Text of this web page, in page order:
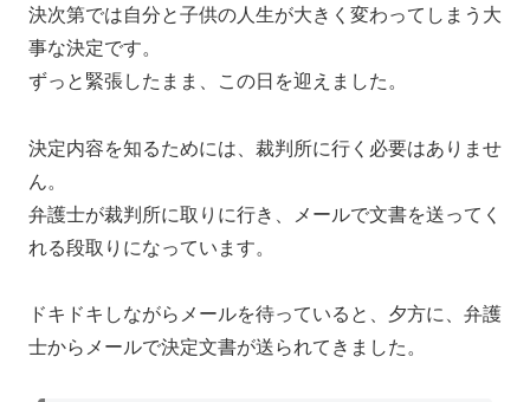
決次第では自分と子供の人生が大きく変わってしまう大
事な決定です。
ずっと緊張したまま、この日を迎えました。
決定内容を知るためには、裁判所に行く必要はありませ
ん。
弁護士が裁判所に取りに行き、メールで文書を送ってく
れる段取りになっています。
ドキドキしながらメールを待っていると、夕方に、弁護
士からメールで決定文書が送られてきました。